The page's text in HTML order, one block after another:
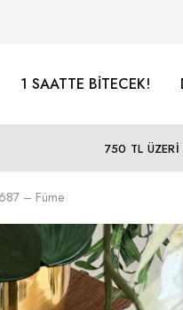
1 SAATTE BİTECEK!
750 TL
– Füme